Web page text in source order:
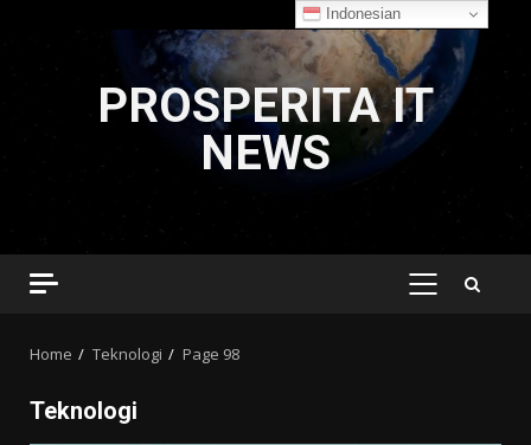
PROSPERITA IT
NEWS
PRIMARY
Home Teknologi Page 98
Teknologi
Indonesian